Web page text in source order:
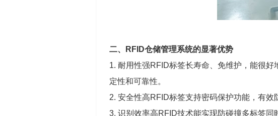
二、RFID仓储管理系统的显著优势
1. 耐用性强RFID标签长寿命、免维护，能很
定性和可靠性。
2. 安全性高RFID标签支持密码保护功能，有效
3. 识别效率高RFID技术能实现防碰撞多标签同